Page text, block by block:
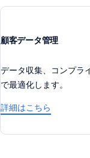
顧客データ管理
データ収集、コンプラ
で最適化します。
詳細はこちら